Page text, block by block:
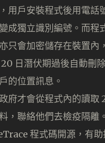
用戶安裝程式後用電話
成獨立識別編號。而程
只會加密儲存在裝置內
日潛伏期過後自動刪
的位置訊息。
府才會從程式內的讀取
，聯絡他們去檢疫隔離。
程式碼開源，有助